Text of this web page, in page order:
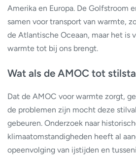
Amerika en Europa. De Golfstroom
samen voor transport van warmte,
de Atlantische Oceaan, maar het is
warmte tot bij ons brengt.
Wat als de AMOC tot
Dat de AMOC voor warmte zorgt,
de problemen zijn mocht deze
gebeuren. Onderzoek naar
klimaatomstandigheden heeft al
opeenvolging van ijstijden en